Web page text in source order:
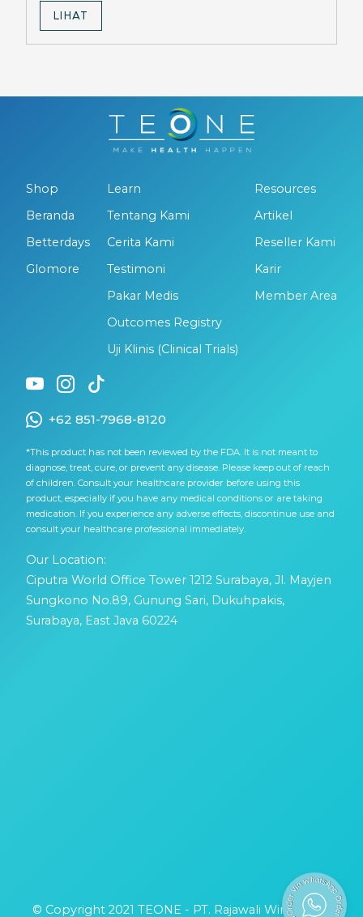
LIHAT
Shop
Beranda
Betterdays
Glomore
Learn
Tentang Kami
Cerita Kami
Testimoni
Pakar Medis
Outcomes Registry
Uji Klinis (Clinical Trials)
Resources
Artikel
Reseller Kami
Karir
Member Area
+62 851-7968-8120
*This product has not been reviewed by the FDA. It is not meant to
diagnose, treat, cure, or prevent any disease. Please keep out of reach
of children. Consult your healthcare provider before using this
product, especially if you have any medical conditions or are taking
medication. If you experience any adverse effects, discontinue use and
consult your healthcare professional immediately.
Our Location:
Ciputra World Office Tower 1212 Surabaya, Jl. Mayjen
Sungkono No.89, Gunung Sari, Dukuhpakis,
Surabaya, East Java 60224
Capcut Template
© Copyright 2021 TEONE - PT. Rajawali Wira Buana